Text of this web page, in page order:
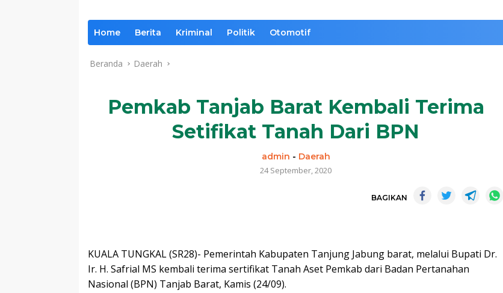
Home Berita Kriminal Politik Otomotif
Beranda Daerah
Pemkab Tanjab Barat Kembali Terima
Setifikat Tanah Dari BPN
admin - Daerah
24 September, 2020
BAGIKAN
KUALA TUNGKAL (SR28)- Pemerintah Kabupaten Tanjung Jabung barat, melalui Bupati Dr.
Ir. H. Safrial MS kembali terima sertifikat Tanah Aset Pemkab dari Badan Pertanahan
Nasional (BPN) Tanjab Barat, Kamis (24/09).